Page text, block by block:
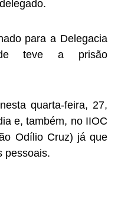
para a Delegacia
teve a prisão
quarta-feira, 27,
e, também, no IIOC
Odílio Cruz) já que
pessoais.